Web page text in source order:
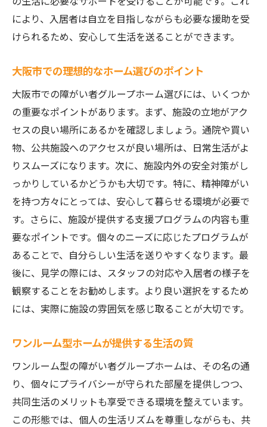
により、入居者は自立を目指しながらも必要な援助を受
けられるため、安心して生活を送ることができます。
大阪市での理想的なホーム選びのポイント
大阪市での障がい者グループホーム選びには、いくつか
の重要なポイントがあります。まず、施設の立地がアク
セスの良い場所にあるかを確認しましょう。通院や買い
物、公共施設へのアクセスが良い場所は、日常生活がよ
りスムーズになります。次に、施設内外の安全対策がし
っかりしているかどうかも大切です。特に、精神障がい
を持つ方々にとっては、安心して暮らせる環境が必要で
す。さらに、施設が提供する支援プログラムの内容も重
要なポイントです。個々のニーズに応じたプログラムが
あることで、自分らしい生活を送りやすくなります。最
後に、見学の際には、スタッフの対応や入居者の様子を
観察することをお勧めします。より良い選択をするため
には、実際に施設の雰囲気を感じ取ることが大切です。
ワンルーム型ホームが提供する生活の質
ワンルーム型の障がい者グループホームは、その名の通
り、個々にプライバシーが守られた部屋を提供しつつ、
共同生活のメリットも享受できる環境を整えています。
この形態では、個人の生活リズムを尊重しながらも、共